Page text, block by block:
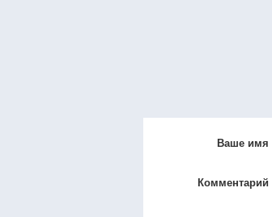
Ваше имя
Комментарий